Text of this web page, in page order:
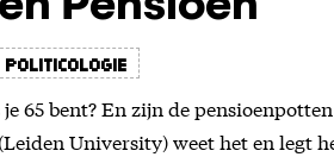
Pensioen
Politicologie
65 bent? En zijn de
University) weet het en legt